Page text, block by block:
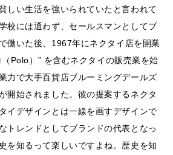
しい生活を強いられていたと言われて
校には通わず、セールスマンとしてブ
働いた後、1967年にネクタイ店を開業
Polo）” を含むネクタイの販売業を始
力で大手百貨店ブルーミングデールズ
開始されました。彼の提案するネクタ
イデザインとは一線を画すデザインで
トレンドとしてブランドの代表となっ
を知るって楽しいですよね。歴史を知